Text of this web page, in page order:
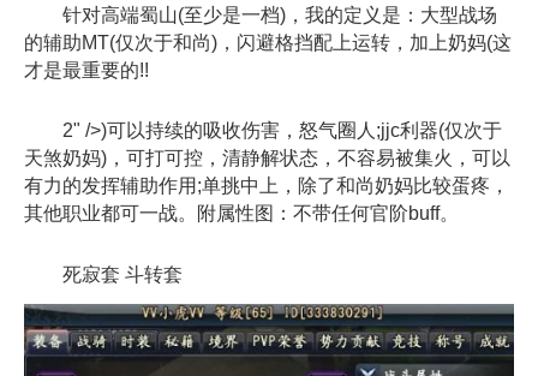
针对高端蜀山(至少是一档)，我的定义是：大型战场
的辅助MT(仅次于和尚)，闪避格挡配上运转，加上奶妈(这
才是最重要的!!
2" />)可以持续的吸收伤害，怒气圈人;jjc利器(仅次于
天煞奶妈)，可打可控，清静解状态，不容易被集火，可以
有力的发挥辅助作用;单挑中上，除了和尚奶妈比较蛋疼，
其他职业都可一战。附属性图：不带任何官阶buff。
死寂套 斗转套